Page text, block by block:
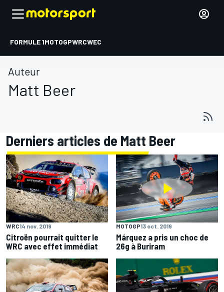
FORMULE 1MOTOGPWRCWEC
Auteur
Matt Beer
Derniers articles de Matt Beer
WRC14 nov. 2019
Citroën pourrait quitter le
WRC avec effet immédiat
MOTOGP13 oct. 2019
Márquez a pris un choc de
26g à Buriram